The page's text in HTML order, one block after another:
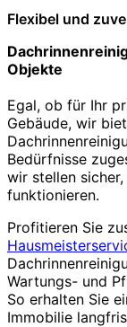
Flexibel und
Objekte
Egal, ob für Ihr
Gebäude, wir
Bedürfnisse
wir stellen
funktionieren.
Profitieren Sie
Wartungs- und
So erhalten Sie
Immobilie